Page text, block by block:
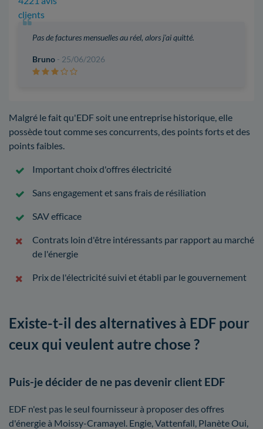
clients
Pas de factures mensuelles au réel, alors j'ai quitté.
Bruno - 25/06/2026
Malgré le fait qu'EDF soit une entreprise historique, elle
possède tout comme ses concurrents, des points forts et des
points faibles.
Important choix d'offres électricité
Sans engagement et sans frais de résiliation
SAV efficace
Contrats loin d'être intéressants par rapport au marché
de l'énergie
Prix de l'électricité suivi et établi par le gouvernement
Existe-t-il des alternatives à EDF pour
ceux qui veulent autre chose ?
Puis-je décider de ne pas devenir client EDF
EDF n'est pas le seul fournisseur à proposer des offres
d'énergie à Moissy-Cramayel. Engie, Vattenfall, Planète Oui,